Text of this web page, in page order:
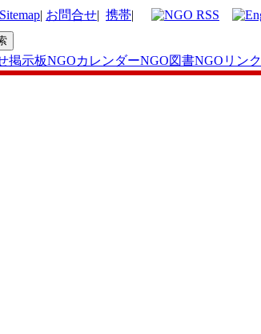
Sitemap| お問合せ| 携帯|
掲示板NGOカレンダーNGO図書NGOリンク